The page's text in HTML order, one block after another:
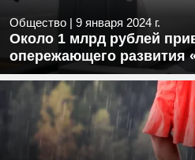
Общество | 9 января 2024 г.
Около 1 млрд рублей
опережающего развития